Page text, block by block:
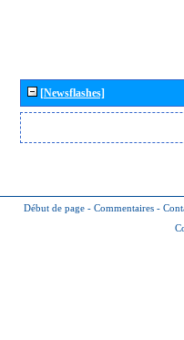
[Newsflashes]
Début de page - Commentaires -